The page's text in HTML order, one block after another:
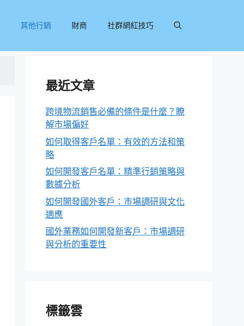
其他行銷 財商 社群網紅技巧
最近文章
跨境物流銷售必備的條件是什麼？瞭
解市場偏好
如何取得客戶名單：有效的方法和策
略
如何開發客戶名單：精準行銷策略與
數據分析
如何開發國外客戶：市場調研與文化
適應
國外業務如何開發新客戶：市場調研
與分析的重要性
標籤雲